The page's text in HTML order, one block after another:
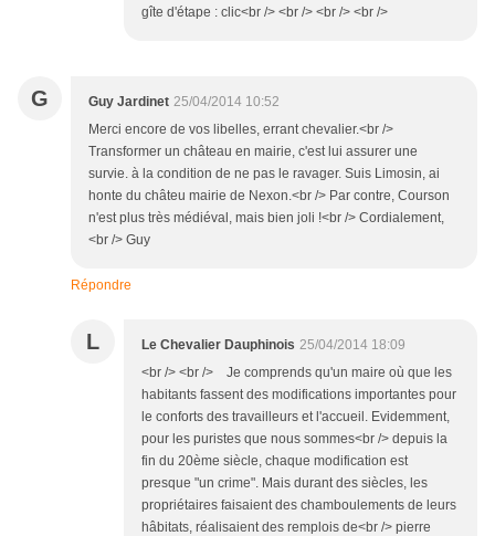
gîte d'étape : clic<br /> <br /> <br /> <br />
G Guy Jardinet 25/04/2014 10:52
Merci encore de vos libelles, errant chevalier.<br />
Transformer un château en mairie, c'est lui assurer une
survie. à la condition de ne pas le ravager. Suis Limosin, ai
honte du châteu mairie de Nexon.<br /> Par contre, Courson
n'est plus très médiéval, mais bien joli !<br /> Cordialement,
<br /> Guy
Répondre
L Le Chevalier Dauphinois 25/04/2014 18:09
<br /> <br /> Je comprends qu'un maire où que les
habitants fassent des modifications importantes pour
le conforts des travailleurs et l'accueil. Evidemment,
pour les puristes que nous sommes<br /> depuis la
fin du 20ème siècle, chaque modification est
presque "un crime". Mais durant des siècles, les
propriétaires faisaient des chamboulements de leurs
hâbitats, réalisaient des remplois de<br /> pierre